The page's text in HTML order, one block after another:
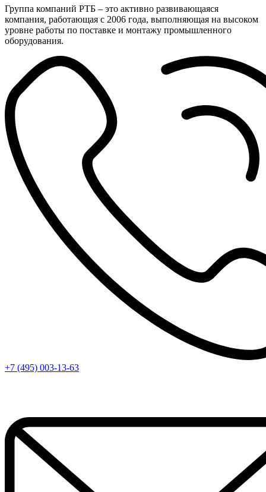
Группа компаний РТБ – это активно развивающаяся
компания, работающая с 2006 года, выполняющая на высоком
уровне работы по поставке и монтажу промышленного
оборудования.
+7 (495) 003-13-63